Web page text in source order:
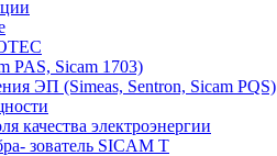
PAS, Sicam 1703)
ЭП (Simeas, Sentron, Sicam PQS)
качества электроэнергии
зователь SICAM T